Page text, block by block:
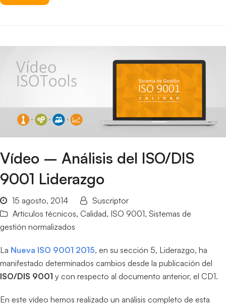
Vídeo – Análisis del ISO/DIS
9001 Liderazgo
15 agosto, 2014
Suscriptor
Artículos técnicos, Calidad, ISO 9001, Sistemas de
gestión normalizados
La Nueva ISO 9001 2015, en su sección 5, Liderazgo, ha
manifestado determinados cambios desde la publicación del
ISO/DIS 9001 y con respecto al documento anterior, el CD1.
En este vídeo hemos realizado un análisis completo de esta